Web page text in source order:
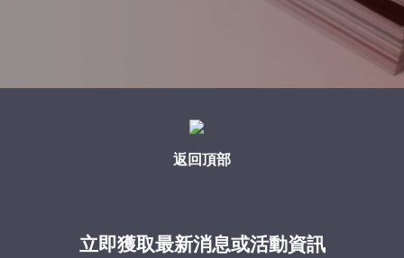
返回頂部
立即獲取最新消息或活動資訊